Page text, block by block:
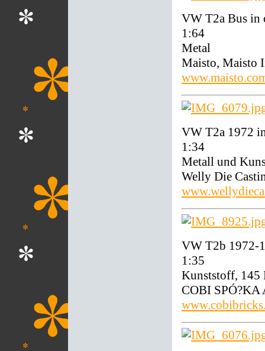
VW T2a Bus in
1:64
Metal
Maisto, Maisto
VW T2a 1972
1:34
Metall und
Welly Die
VW T2b 1972-
1:35
Kunststoff, 145
COBI SPÓ?KA